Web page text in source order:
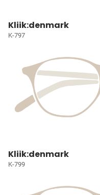
Kliik:denmark
K-797
Kliik:denmark
K-799